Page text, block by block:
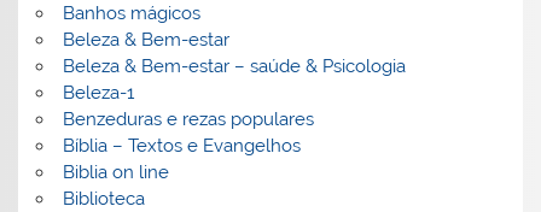
Banhos mágicos
Beleza & Bem-estar
Beleza & Bem-estar – saúde & Psicologia
Beleza-1
Benzeduras e rezas populares
Bíblia – Textos e Evangelhos
Biblia on line
Biblioteca